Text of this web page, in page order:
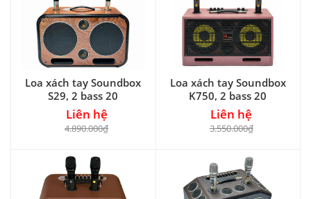
Loa xách tay Soundbox
S29, 2 bass 20
Liên hệ
4.890.000₫
Loa xách tay Soundbox
K750, 2 bass 20
Liên hệ
3.550.000₫